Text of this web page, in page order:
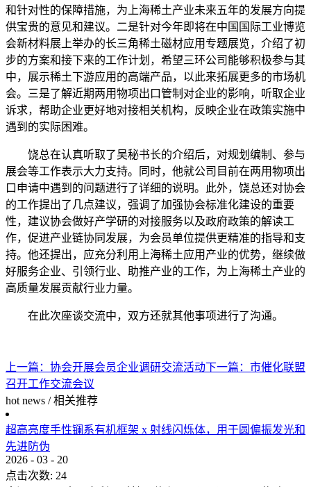
和针对性的保障措施，为上海稀土产业未来五年的发展方向提
供宝贵的意见和建议。二是针对今年即将在中国国际工业博览
会新材料展上举办的长三角稀土磁材应用专题展览，介绍了初
步的方案和接下来的工作计划，希望三环公司能够积极参与其
中，展示稀土下游应用的高端产品，以此来拓展更多的市场机
会。三是了解近期两用物项出口管制对企业的影响，听取企业
诉求，帮助企业更好地对接相关机构，反映企业在政策实施中
遇到的实际困难。
饶总在认真听取了吴秘书长的介绍后，对规划编制、参与
展会等工作表示大力支持。同时，他就公司目前在两用物项出
口申请中遇到的问题进行了详细的说明。此外，饶总还对协会
的工作提出了几点建议，强调了加强协会标准化建设的重要
性，建议协会做好产学研的对接服务以及政府政策的解读工
作，促进产业链协同发展，为会员单位提供更精准的指导和支
持。他还提出，应充分利用上海稀土应用产业的优势，继续做
好服务企业、引领行业、助推产业的工作，为上海稀土产业的
高质量发展贡献行业力量。
在此次座谈交流中，双方还就其他事项进行了沟通。
上一篇： 协会开展会员企业调研交流活动下一篇： 市催化联盟
召开工作交流会议
hot news / 相关推荐
超高亮度手性镧系有机框架 x 射线闪烁体，用于圆偏振发光和
先进防伪
2026 - 03 - 20
点击次数: 24